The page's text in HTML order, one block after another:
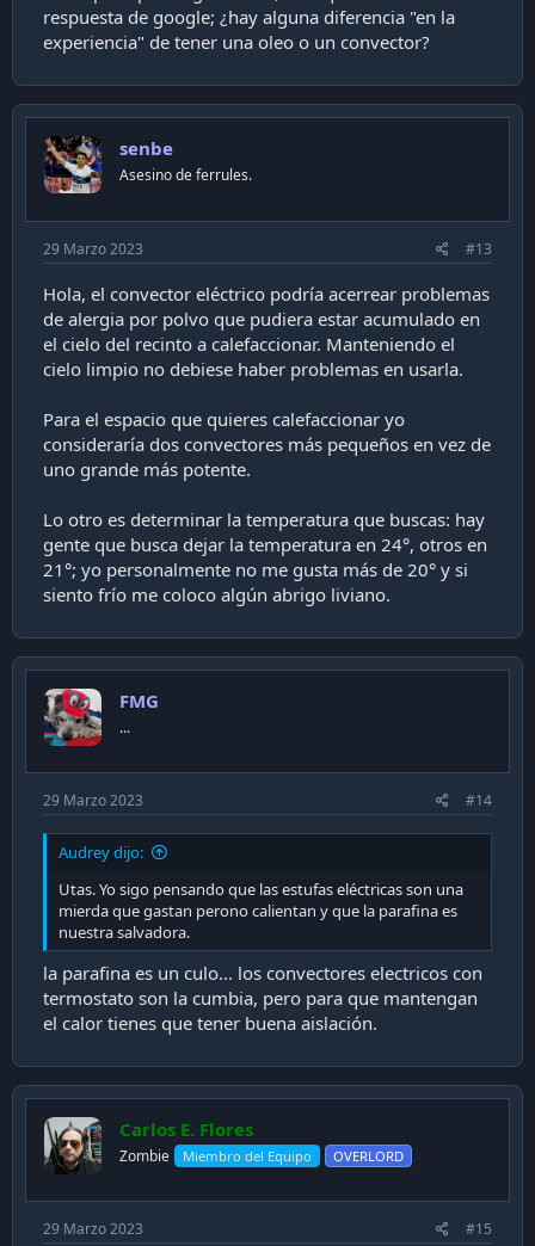
hasta 25 m² durante un largo tiempo porque mantienen
más el calor. Además, es muy fácil de usar gracias a su
toyotomi.cl
hay varios modelos, con o sin wifi, esos los puse como
referencia.
marca.
respuesta de google; ¿hay alguna diferencia "en la
experiencia" de tener una oleo o un convector?
senbe
Asesino de ferrules.
29 Marzo 2023 #13
Hola, el convector eléctrico podría acerrear problemas
de alergia por polvo que pudiera estar acumulado en
el cielo del recinto a calefaccionar. Manteniendo el
cielo limpio no debiese haber problemas en usarla.
Para el espacio que quieres calefaccionar yo
consideraría dos convectores más pequeños en vez de
uno grande más potente.
Lo otro es determinar la temperatura que buscas: hay
gente que busca dejar la temperatura en 24°, otros en
21°; yo personalmente no me gusta más de 20° y si
siento frío me coloco algún abrigo liviano.
FMG
...
29 Marzo 2023 #14
Audrey dijo:
Utas. Yo sigo pensando que las estufas eléctricas son una
mierda que gastan perono calientan y que la parafina es
nuestra salvadora.
la parafina es un culo... los convectores electricos con
termostato son la cumbia, pero para que mantengan
el calor tienes que tener buena aislación.
Carlos E. Flores
Zombie Miembro del Equipo OVERLORD
29 Marzo 2023 #15